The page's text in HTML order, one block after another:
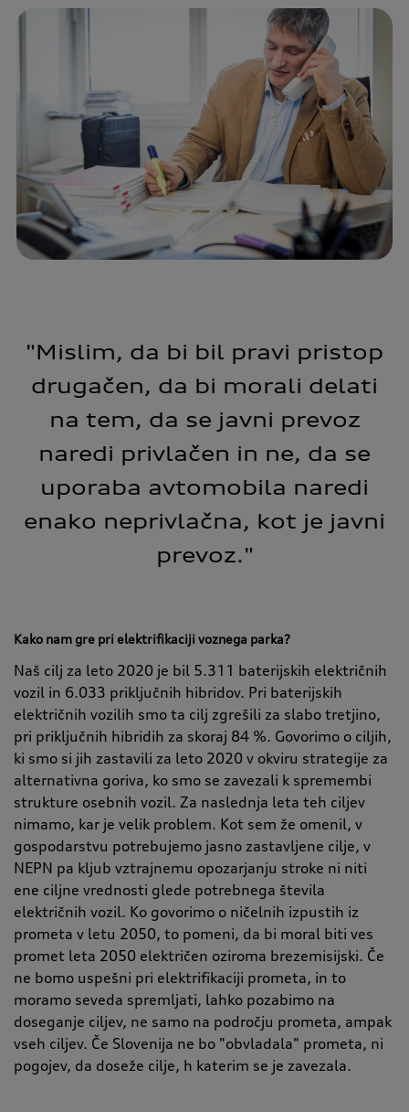
"Mislim, da bi bil pravi pristop
drugačen, da bi morali delati
na tem, da se javni prevoz
naredi privlačen in ne, da se
uporaba avtomobila naredi
enako neprivlačna, kot je javni
prevoz."
Kako nam gre pri elektrifikaciji voznega parka?
Naš cilj za leto 2020 je bil 5.311 baterijskih električnih
vozil in 6.033 priključnih hibridov. Pri baterijskih
električnih vozilih smo ta cilj zgrešili za slabo tretjino,
pri priključnih hibridih za skoraj 84 %. Govorimo o ciljih,
ki smo si jih zastavili za leto 2020 v okviru strategije za
alternativna goriva, ko smo se zavezali k spremembi
strukture osebnih vozil. Za naslednja leta teh ciljev
nimamo, kar je velik problem. Kot sem že omenil, v
gospodarstvu potrebujemo jasno zastavljene cilje, v
NEPN pa kljub vztrajnemu opozarjanju stroke ni niti
ene ciljne vrednosti glede potrebnega števila
električnih vozil. Ko govorimo o ničelnih izpustih iz
prometa v letu 2050, to pomeni, da bi moral biti ves
promet leta 2050 električen oziroma brezemisijski. Če
ne bomo uspešni pri elektrifikaciji prometa, in to
moramo seveda spremljati, lahko pozabimo na
doseganje ciljev, ne samo na področju prometa, ampak
vseh ciljev. Če Slovenija ne bo "obvladala" prometa, ni
pogojev, da doseže cilje, h katerim se je zavezala.